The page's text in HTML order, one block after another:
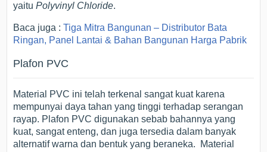
yaituPolyvinyl Chloride.
Baca juga :Tiga Mitra Bangunan – Distributor Bata
Ringan, Panel Lantai & Bahan Bangunan Harga Pabrik
Plafon PVC
Material PVC ini telah terkenal sangat kuat karena
mempunyai daya tahan yang tinggi terhadap serangan
rayap. Plafon PVC digunakan sebab bahannya yang
kuat, sangat enteng, dan juga tersedia dalam banyak
alternatif warna dan bentuk yang beraneka. Material